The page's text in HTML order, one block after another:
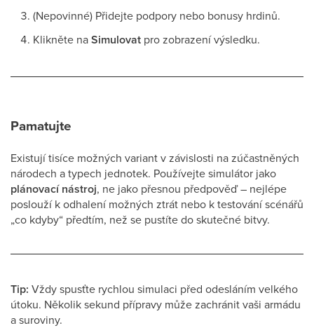
(Nepovinné) Přidejte podpory nebo bonusy hrdinů.
Klikněte naSimulovat pro zobrazení výsledku.
Pamatujte
Existují tisíce možných variant v závislosti na zúčastněných
národech a typech jednotek. Používejte simulátor jako
plánovací nástroj, ne jako přesnou předpověď – nejlépe
poslouží k odhalení možných ztrát nebo k testování scénářů
„co kdyby“ předtím, než se pustíte do skutečné bitvy.
Tip: Vždy spusťte rychlou simulaci před odesláním velkého
útoku. Několik sekund přípravy může zachránit vaši armádu
a suroviny.